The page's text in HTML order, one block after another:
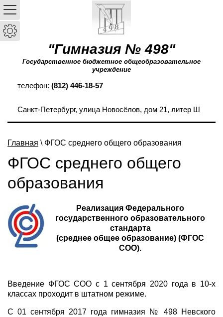
"Гимназия № 498"
Государственное бюджетное общеобразовательное
учреждение
телефон: (812) 446-18-57
Санкт-Петербург, улица Новосёлов, дом 21, литер Ш
Главная \ ФГОС среднего общего образования
ФГОС среднего общего
образования
Реализация Федерального
государственного образовательного
стандарта
(среднее общее образование) (ФГОС
СОО).
Введение ФГОС СОО с 1 сентября 2020 года в 10-х
классах проходит в штатном режиме.
C 01 сентября 2017 года гимназия № 498 Невского